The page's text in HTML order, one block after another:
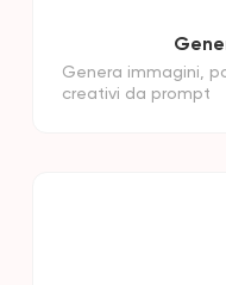
Genera immagini,
creativi da prompt